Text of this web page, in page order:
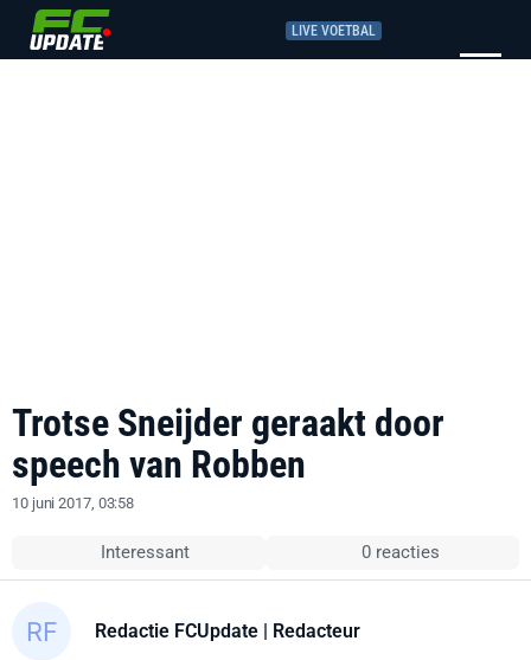
LIVE VOETBAL
Trotse Sneijder geraakt door
speech van Robben
10 juni 2017, 03:58
Interessant 0 reacties
Redactie FCUpdate | Redacteur